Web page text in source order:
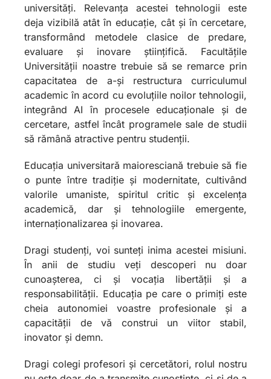
universități. Relevanța acestei tehnologii este
deja vizibilă atât în educație, cât și în cercetare,
transformând metodele clasice de predare,
evaluare și inovare științifică. Facultățile
Universității noastre trebuie să se remarce prin
capacitatea de a-și restructura curriculumul
academic în acord cu evoluțiile noilor tehnologii,
integrând AI în procesele educaționale și de
cercetare, astfel încât programele sale de studii
să rămână atractive pentru studenții.
Educația universitară maioresciană trebuie să fie
o punte între tradiție și modernitate, cultivând
valorile umaniste, spiritul critic și excelența
academică, dar și tehnologiile emergente,
internaționalizarea și inovarea.
Dragi studenți, voi sunteți inima acestei misiuni.
În anii de studiu veți descoperi nu doar
cunoașterea, ci și vocația libertății și a
responsabilității. Educația pe care o primiți este
cheia autonomiei voastre profesionale și a
capacității de vă construi un viitor stabil,
inovator și demn.
Dragi colegi profesori și cercetători, rolul nostru